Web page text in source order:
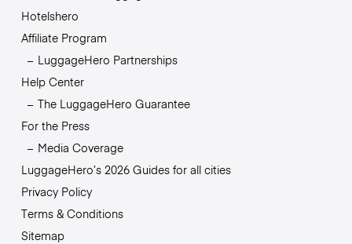
Hotelshero
Affiliate Program
LuggageHero Partnerships
Help Center
The LuggageHero Guarantee
For the Press
Media Coverage
LuggageHero’s 2026 Guides for all cities
Privacy Policy
Terms & Conditions
Sitemap